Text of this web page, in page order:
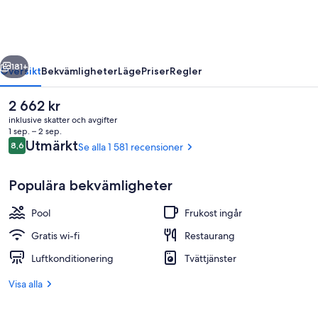
Utomhuspool och solstolar
Nästa
181+
ÖversiktBekvämligheterLägePriserRegler
Det
nuvarande
priset
är
2 662 kr
2 662 kr
inklusive skatter och avgifter
1 sep. – 2 sep.
Recensioner
8,68,6 av 10,
UtmärktSe alla 1 581 recensioner
Populära bekvämligheter
Pool
Frukost ingår
Gratis wi-fi
Restaurang
Luftkonditionering
Tvättjänster
Visa alla